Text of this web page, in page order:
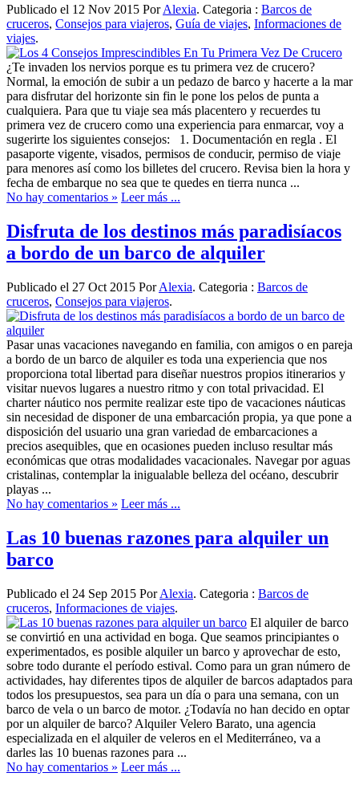
Publicado el 12 Nov 2015 PorAlexia. Categoria : Barcos de
cruceros, Consejos para viajeros, Guía de viajes, Informaciones de
viajes.
¿Te invaden los nervios porque es tu primera vez de crucero?
Normal, la emoción de subir a un pedazo de barco y hacerte a la mar
para disfrutar del horizonte sin fin le pone los pelos de punta a
cualquiera. Para que tu viaje sea más placentero y recuerdes tu
primera vez de crucero como una experiencia para enmarcar, voy a
sugerirte los siguientes consejos: 1. Documentación en regla . El
pasaporte vigente, visados, permisos de conducir, permiso de viaje
para menores así como los billetes del crucero. Revisa bien la hora y
fecha de embarque no sea que te quedes en tierra nunca ...
No hay comentarios » Leer más ...
Disfruta de los destinos más paradisíacos
a bordo de un barco de alquiler
Publicado el 27 Oct 2015 PorAlexia. Categoria : Barcos de
cruceros, Consejos para viajeros.
Pasar unas vacaciones navegando en familia, con amigos o en pareja
a bordo de un barco de alquiler es toda una experiencia que nos
proporciona total libertad para diseñar nuestros propios itinerarios y
visitar nuevos lugares a nuestro ritmo y con total privacidad. El
charter náutico nos permite realizar este tipo de vacaciones náuticas
sin necesidad de disponer de una embarcación propia, ya que pone a
disposición del usuario una gran variedad de embarcaciones a
precios asequibles, que en ocasiones pueden incluso resultar más
económicas que otras modalidades vacacionales. Navegar por aguas
cristalinas, contemplar la inigualable belleza del océano, descubrir
playas ...
No hay comentarios » Leer más ...
Las 10 buenas razones para alquiler un
barco
Publicado el 24 Sep 2015 PorAlexia. Categoria : Barcos de
cruceros, Informaciones de viajes.
El alquiler de barco
se convirtió en una actividad en boga. Que seamos principiantes o
experimentados, es posible alquiler un barco y aprovechar de esto,
sobre todo durante el período estival. Como para un gran número de
actividades, hay diferentes tipos de alquiler de barcos adaptados para
todos los presupuestos, sea para un día o para una semana, con un
barco de vela o un barco de motor. ¿Todavía no han decido en optar
por un alquiler de barco? Alquiler Velero Barato, una agencia
especializada en el alquiler de veleros en el Mediterráneo, va a
darles las 10 buenas razones para ...
No hay comentarios » Leer más ...